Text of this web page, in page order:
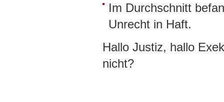
Im Durchschnitt
Unrecht in Haft.
Hallo Justiz, hallo
nicht?